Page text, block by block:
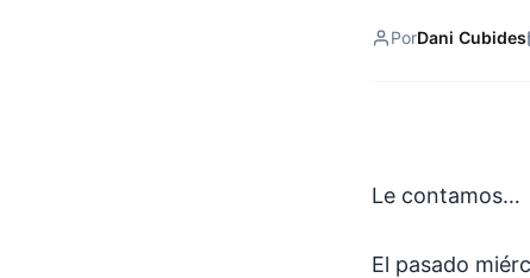
PorDani Cubides
Le contamos…
El pasado